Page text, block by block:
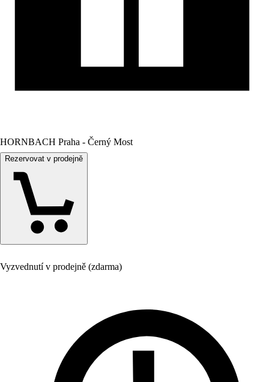
HORNBACH Praha - Černý Most
Rezervovat v prodejně
Vyzvednutí v prodejně (zdarma)